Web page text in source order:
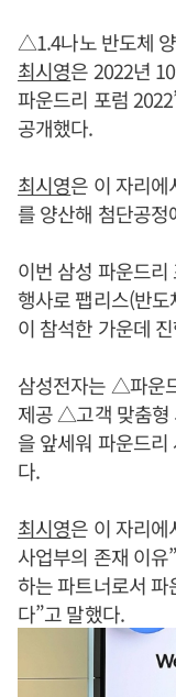
△1.4나노 반도체
최시영은 2022년
파운드리 포럼
공개했다.
최시영은 이 자리에
를 양산해 첨단공
이번 삼성 파운드
행사로 팹리스(반
이 참석한 가운데
삼성전자는 △파운
제공 △고객 맞춤형
을 앞세워 파운드
다.
최시영은 이 자리에
사업부의 존재 이
하는 파트너로서
다”고 말했다.